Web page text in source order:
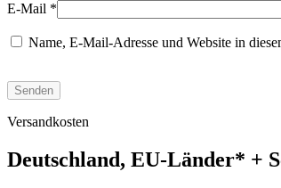
E-Mail *
Name, E-Mail-Adresse und Website in
Versandkosten
Deutschland, EU-Länder* +